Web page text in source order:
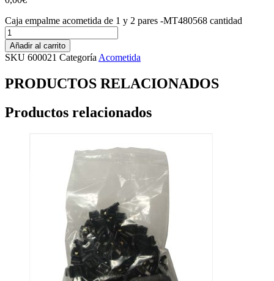
Caja empalme acometida de 1 y 2 pares -MT480568 cantidad
Añadir al carrito
SKU 600021 CategoríaAcometida
PRODUCTOS RELACIONADOS
Productos relacionados